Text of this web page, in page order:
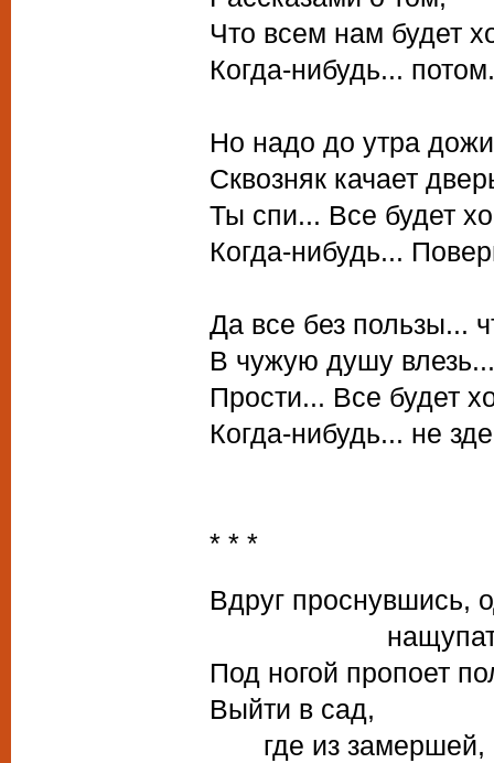
Что всем нам будет
Когда-нибудь...
Но надо до утра
Сквозняк качает
Ты спи... Все будет
Когда-нибудь...
Да все без пользы...
В чужую душу влезь...
Прости... Все будет
Когда-нибудь... не
* * *
Вдруг проснувшись,
нащупать
Под ногой пропоет
Выйти в сад,
где из замершей,